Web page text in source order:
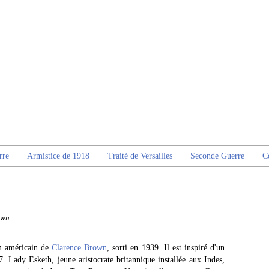
Armistice de 1918 Traité de Versailles Seconde Guerre
américain deClarence Brown, sorti en 1939. Il est inspiré d'un
Esketh, jeune aristocrate britannique installée aux Indes,